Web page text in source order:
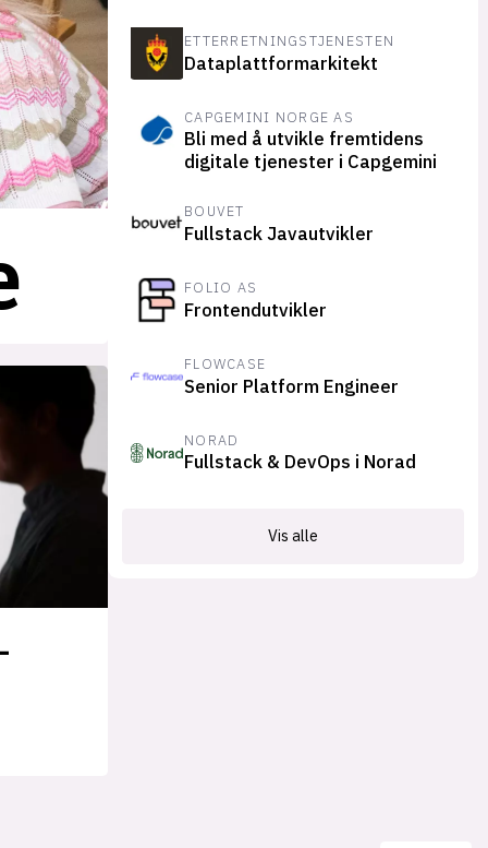
ETTERRETNINGSTJENESTEN
Dataplattformarkitekt
CAPGEMINI NORGE AS
Bli med å utvikle fremtidens
digitale tjenester i Capgemini
BOUVET
Fullstack Javautvikler
FOLIO AS
Frontendutvikler
FLOWCASE
Senior Platform Engineer
NORAD
Fullstack & DevOps i Norad
Vis alle